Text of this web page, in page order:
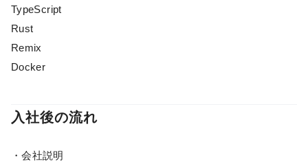
TypeScript
Rust
Remix
Docker
入社後の流れ
・会社説明